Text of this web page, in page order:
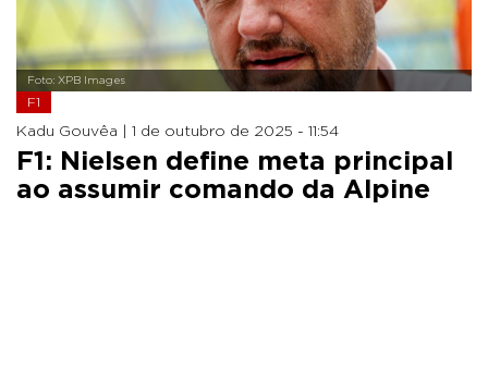
Foto: XPB Images
F1
Kadu Gouvêa | 1 de outubro de 2025 - 11:54
F1: Nielsen define meta principal
ao assumir comando da Alpine